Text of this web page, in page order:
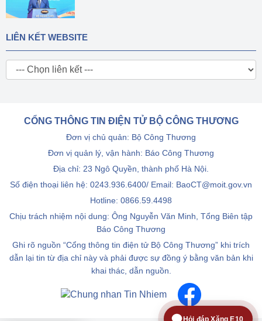
LIÊN KẾT WEBSITE
CỔNG THÔNG TIN ĐIỆN TỬ BỘ CÔNG THƯƠNG
Đơn vị chủ quản: Bộ Công Thương
Đơn vị quản lý, vận hành: Báo Công Thương
Địa chỉ: 23 Ngô Quyền, thành phố Hà Nội.
Số điện thoại liên hệ: 0243.936.6400/ Email: BaoCT@moit.gov.vn
Hotline: 0866.59.4498
Chịu trách nhiệm nội dung: Ông Nguyễn Văn Minh, Tổng Biên tập
Báo Công Thương
Ghi rõ nguồn “Cổng thông tin điện tử Bộ Công Thương” khi trích
dẫn lại tin từ địa chỉ này và phải được sự đồng ý bằng văn bản khi
khai thác, dẫn nguồn.
Hỏi đáp Xăng E10